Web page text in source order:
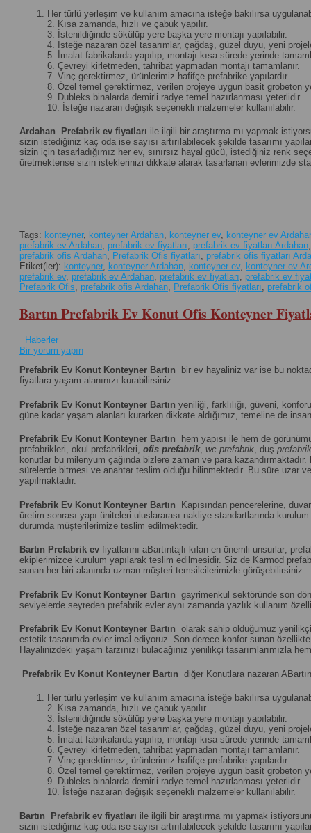
Her türlü yerleşim ve kullanım amacına isteğe bakılırsa
2. Kısa zamanda, hızlı ve çabuk yapılır.
3. İstenildiğinde sökülüp yere başka yere montajı yapılabilir.
4. İsteğe nazaran özel tasarımlar, çağdaş, güzel duyu, yeni
5. İmalat fabrikalarda yapılıp, montajı kısa sürede yerinde
6. Çevreyi kirletmeden, tahribat yapmadan montajı tamamlanır.
7. Vinç gerektirmez, ürünlerimiz hafifçe prefabrike yapılardır.
8. Özel temel gerektirmez, verilen projeye uygun basit grobeton
9. Dubleks binalarda demirli radye temel hazırlanması yeterlidir.
10. İsteğe nazaran değişik seçenekli malzemeler kullanılabilir.
Ardahan Prefabrik ev fiyatları ile ilgili bir araştırma mı yapmak
sizin istediğiniz kaç oda ise sayısı artırılabilecek şekilde tasarımı
sizin için tasarladığımız her ev, sınırsız hayal gücü, istediğiniz renk
üretmektense sizin isteklerinizi dikkate alarak tasarlanan evlerimizde
Tags: konteyner, konteyner Ardahan konteyner ev, konteyner ev
prefabrik ev Ardahan prefabrik ev fiyatları prefabrik ev fiyatları Ardahan
prefabrik ofis Ardahan
Prefabrik Ofis fiyatları
prefabrik ofis fiyatları
Etiket(ler): konteyner, konteyner Ardahan konteyner ev, konteyner ev
prefabrik ev, prefabrik ev Ardahan prefabrik ev fiyatları
prefabrik ev
Prefabrik Ofis
prefabrik ofis Ardahan Prefabrik Ofis fiyatları prefabrik
Bartın Prefabrik Ev Konut Ofis Konteyner
Haberler
Bir yorum yapın
Prefabrik Ev Konut Konteyner Bartın bir ev hayaliniz var ise bu
fiyatlara yaşam alanınızı kurabilirsiniz.
Prefabrik Ev Konut Konteyner Bartın yeniliği, farklılığı, güveni,
güne kadar yaşam alanları kurarken dikkate aldığımız, temeline de
Prefabrik Ev Konut Konteyner Bartın hem yapısı ile hem de
prefabrikleri, okul prefabrikleri, ofis prefabrik, wc prefabrik, duş prefabrik
konutlar bu milenyum çağında bizlere zaman ve para kazandırmaktadır.
sürelerde bitmesi ve anahtar teslim olduğu bilinmektedir. Bu süre uzar
yapılmaktadır.
Prefabrik Ev Konut Konteyner Bartın Kapısından pencerelerine,
üretim sonrası yapı üniteleri uluslararası nakliye standartlarında
durumda müşterilerimize teslim edilmektedir.
Bartın Prefabrik ev fiyatlarını aBartıntajlı kılan en önemli unsurlar;
ekiplerimizce kurulum yapılarak teslim edilmesidir. Siz de Karmod
sunan her biri alanında uzman müşteri temsilcilerimizle görüşebilirsiniz.
Prefabrik Ev Konut Konteyner Bartın gayrimenkul sektöründe son
seviyelerde seyreden prefabrik evler aynı zamanda yazlık kullanım
Prefabrik Ev Konut Konteyner Bartın olarak sahip olduğumuz
estetik tasarımda evler imal ediyoruz. Son derece konfor sunan
Hayalinizdeki yaşam tarzınızı bulacağınız yenilikçi tasarımlarımızla
Prefabrik Ev Konut Konteyner Bartın diğer Konutlara nazaran
Her türlü yerleşim ve kullanım amacına isteğe bakılırsa
2. Kısa zamanda, hızlı ve çabuk yapılır.
3. İstenildiğinde sökülüp yere başka yere montajı yapılabilir.
4. İsteğe nazaran özel tasarımlar, çağdaş, güzel duyu, yeni
5. İmalat fabrikalarda yapılıp, montajı kısa sürede yerinde
6. Çevreyi kirletmeden, tahribat yapmadan montajı tamamlanır.
7. Vinç gerektirmez, ürünlerimiz hafifçe prefabrike yapılardır.
8. Özel temel gerektirmez, verilen projeye uygun basit grobeton
9. Dubleks binalarda demirli radye temel hazırlanması yeterlidir.
10. İsteğe nazaran değişik seçenekli malzemeler kullanılabilir.
Bartın Prefabrik ev fiyatları ile ilgili bir araştırma mı yapmak
sizin istediğiniz kaç oda ise sayısı artırılabilecek şekilde tasarımı